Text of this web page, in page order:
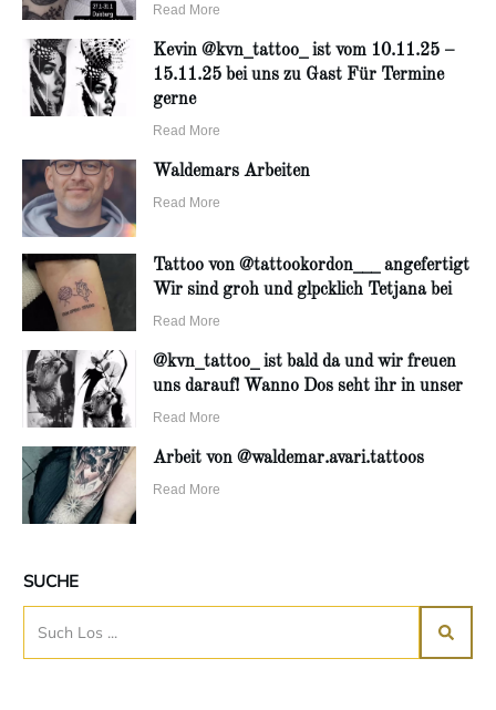
Read More
Kevin @kvn_tattoo_ ist vom 10.11.25 –
15.11.25 bei uns zu Gast Für Termine
gerne
Read More
Waldemars Arbeiten
Read More
Tattoo von @tattookordon___ angefertigt
Wir sind groh und glpcklich Tetjana bei
Read More
@kvn_tattoo_ ist bald da und wir freuen
uns darauf! Wanno Dos seht ihr in unser
Read More
Arbeit von @waldemar.avari.tattoos
Read More
SUCHE